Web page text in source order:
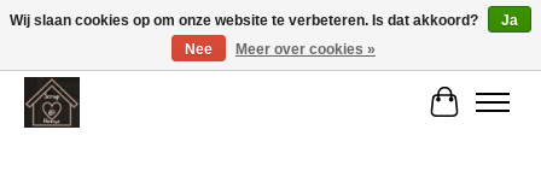
Large selection of products and fast shipping!
Wij slaan cookies op om onze website te verbeteren. Is dat akkoord?
Ja
Nee
Meer over cookies »